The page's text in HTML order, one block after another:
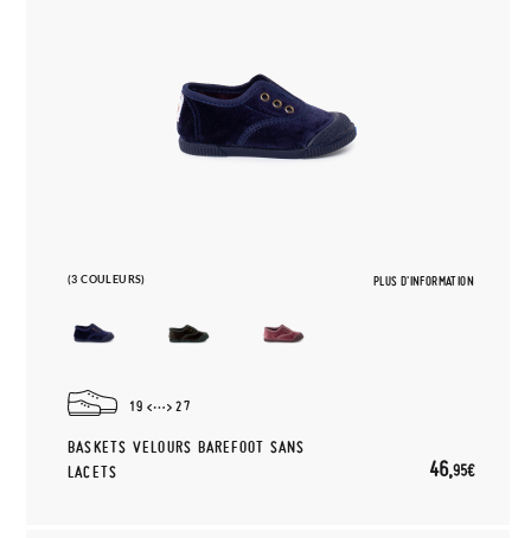
(3 COULEURS) PLUS D'INFORMATION
19 27
BASKETS VELOURS BAREFOOT SANS
LACETS
46,95€